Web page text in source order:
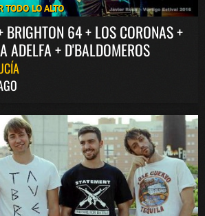
TODO LO ALTO
BRIGHTON 64 + LOS CORONAS +
ADELFA + D'BALDOMEROS